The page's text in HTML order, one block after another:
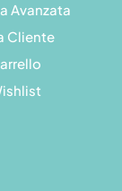
Avanzata
Cliente